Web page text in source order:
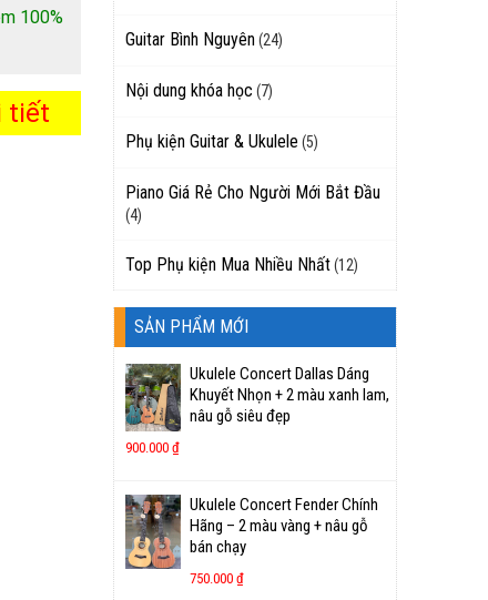
100%
tiết
Guitar Bình Nguyên (24)
Nội dung khóa học (7)
Phụ kiện Guitar & Ukulele (5)
Piano Giá Rẻ Cho Người Mới Bắt Đầu
(4)
Top Phụ kiện Mua Nhiều Nhất(12)
SẢN PHẨM MỚI
Ukulele Concert Dallas Dáng
Khuyết Nhọn + 2 màu xanh lam,
nâu gỗ siêu đẹp
900.000 ₫
Ukulele Concert Fender Chính
Hãng – 2 màu vàng + nâu gỗ
bán chạy
750.000 ₫